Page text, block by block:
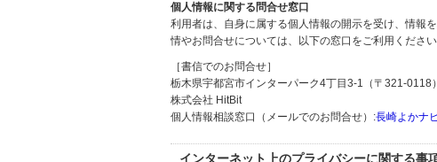
個人情報に関する問合せ窓口
利用者は、自身に属する個人情報の開示を受け、情報
情やお問合せについては、以下の窓口をご利用ください
［書信でのお問合せ］
栃木県宇都宮市インターパーク4丁目3-1（〒321-0118）
株式会社 HitBit
個人情報相談窓口（メールでのお問合せ）:長崎よかナ
インターネット上のプライバシーに関する事